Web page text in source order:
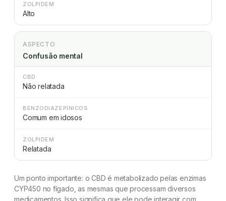
ZOLPIDEM
Alto
ASPECTO
Confusão mental
CBD
Não relatada
BENZODIAZEPÍNICOS
Comum em idosos
ZOLPIDEM
Relatada
Um ponto importante: o CBD é metabolizado pelas enzimas
CYP450 no fígado, as mesmas que processam diversos
medicamentos. Isso significa que ele pode interagir com